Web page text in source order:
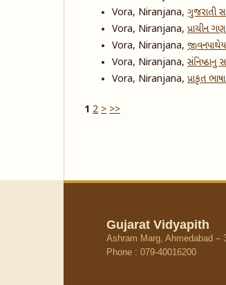
Vora, Niranjana, ગુજરાતી
Vora, Niranjana, પ્રાચીન
Vora, Niranjana,
Vora, Niranjana, સંનિષ્ઠાનુ
Vora, Niranjana, પ્રાકૃત
1 2 > >>
Gujarat Vidyapith
Ashram Marg, Ahmedabad –
Phone : 079-40016200